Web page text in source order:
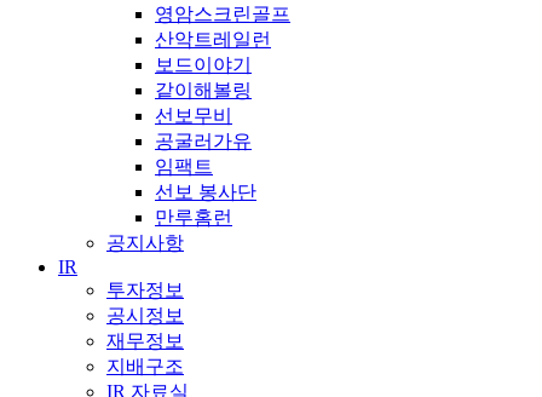
영암스크린골프
산악트레일런
보드이야기
같이해볼링
선보무비
공굴러가유
임팩트
선보 봉사단
만루홈런
공지사항
IR
투자정보
공시정보
재무정보
지배구조
IR 자료실